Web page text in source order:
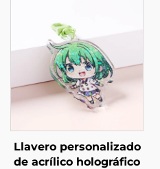
Llavero personalizado
de acrílico holográfico